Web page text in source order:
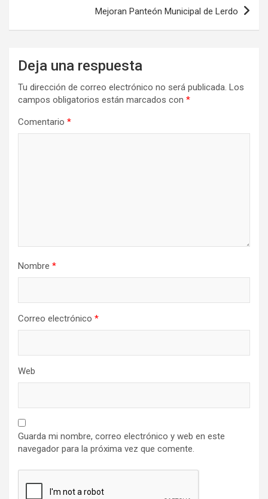
Mejoran Panteón Municipal de Lerdo
Deja una respuesta
Tu dirección de correo electrónico no será publicada. Los
campos obligatorios están marcados con *
Comentario *
Nombre *
Correo electrónico *
Web
Guarda mi nombre, correo electrónico y web en este
navegador para la próxima vez que comente.